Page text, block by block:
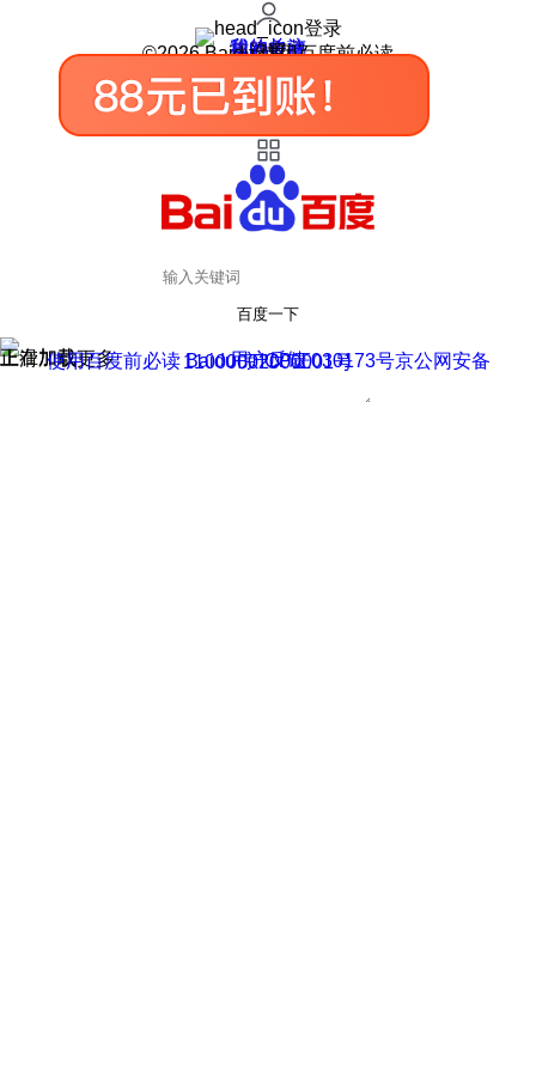
登录
我的关注
我的收藏
皮肤中心
用户反馈
设置
©2026 Baidu 使用百度前必读
百度一下
正在加载
上滑加载更多 用户反馈
使用百度前必读 Baidu 京ICP证030173号
京公网安备11000002000001号